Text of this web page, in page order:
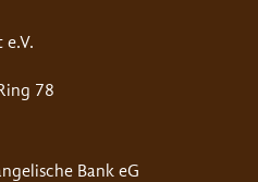
78
Bank eG